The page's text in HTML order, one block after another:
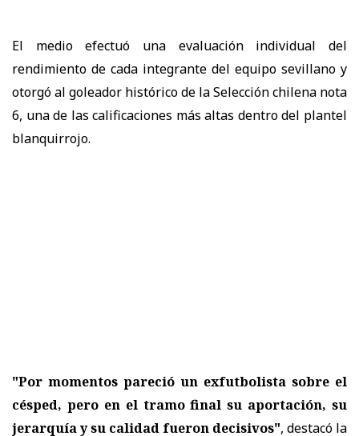
El medio efectuó una evaluación individual del
rendimiento de cada integrante del equipo sevillano y
otorgó al goleador histórico de la Selección chilena nota
6, una de las calificaciones más altas dentro del plantel
blanquirrojo.
"Por momentos pareció un exfutbolista sobre el
césped, pero en el tramo final su aportación, su
jerarquía y su calidad fueron decisivos", destacó la